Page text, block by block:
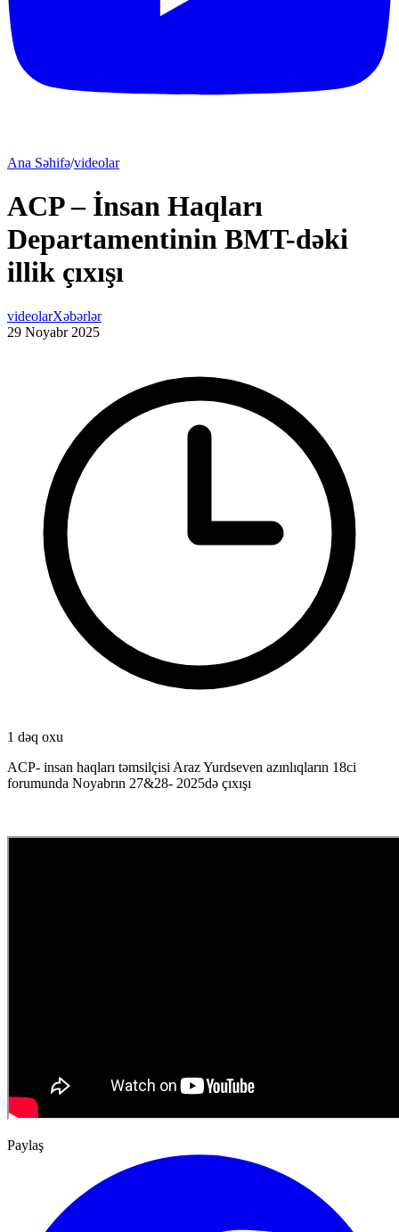
Ana Səhifə/videolar
ACP – İnsan Haqları
Departamentinin BMT-dəki
illik çıxışı
videolarXəbərlər
29 Noyabr 2025
1 dəq oxu
ACP- insan haqları təmsilçisi Araz Yurdseven azınlıqların 18ci
forumunda Noyabrın 27&28- 2025də çıxışı
Paylaş